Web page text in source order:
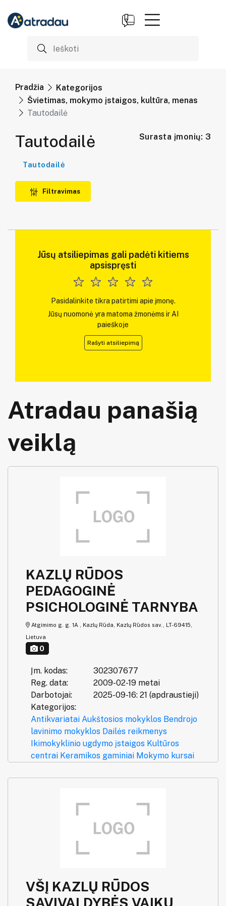
Pradžia
Kategorijos
Švietimas, mokymo įstaigos, kultūra, menas
Tautodailė
Tautodailė Surasta įmonių: 3
Tautodailė
Filtravimas
Jūsų atsiliepimas gali padėti kitiems
apsispręsti
Pasidalinkite tikra patirtimi apie įmonę.
Jūsų nuomonė yra matoma žmonėms ir AI
paieškoje
Rašyti atsiliepimą
Atradau panašią
veiklą
KAZLŲ RŪDOS
PEDAGOGINĖ
PSICHOLOGINĖ TARNYBA
Atgimimo g. g. 1A , Kazlų Rūda, Kazlų Rūdos sav., LT-69415,
Lietuva
0
Įm. kodas:
302307677
Reg. data:
2009-02-19 metai
Darbotojai:
2025-09-16: 21 (apdraustieji)
Kategorijos:
Antikvariatai Aukštosios mokyklos Bendrojo
lavinimo mokyklos Dailės reikmenys
Ikimokyklinio ugdymo įstaigos Kultūros
centrai Keramikos gaminiai Mokymo kursai
VŠĮ KAZLŲ RŪDOS
SAVIVALDYBĖS VAIKŲ